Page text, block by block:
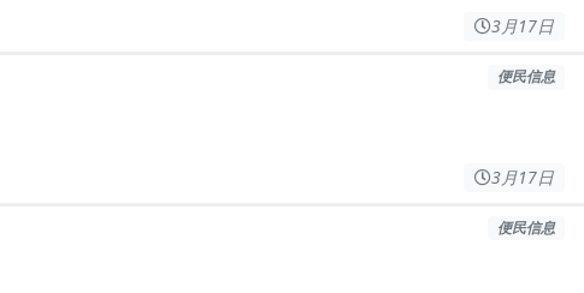
3月17日
便民信息
3月17日
便民信息